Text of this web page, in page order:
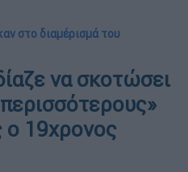
στο διαμέρισμά του
να σκοτώσει
ο 19χρονος